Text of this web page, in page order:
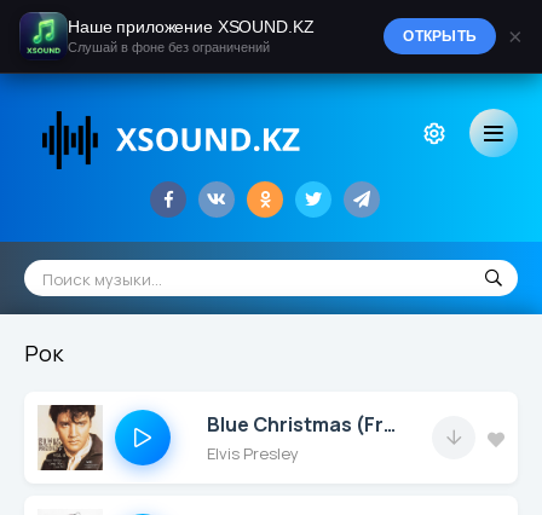
Рок
Blue Christmas (From The 1986 TV-Special ELVIS)
Elvis Presley
Наше приложение XSOUND.KZ
Слушай в фоне без ограничений
ОТКРЫТЬ ×